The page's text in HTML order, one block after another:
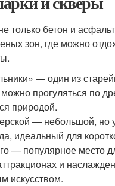
только бетон и
зон, где можно
— один из
прогуляться по
природой.
— небольшой, но
идеальный для
— популярное место
и
искусством.